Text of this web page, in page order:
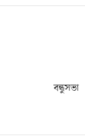
বন্ধুসভা